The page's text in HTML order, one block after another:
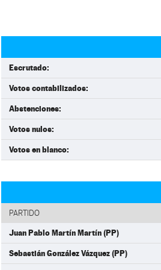
Escrutado:
Votos contabilizados:
Abstenciones:
Votos nulos:
Votos en blanco:
PARTIDO
Juan Pablo Martín Martín (PP)
Sebastián González Vázquez (PP)